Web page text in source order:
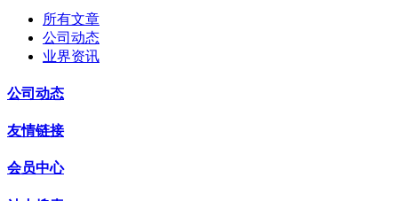
所有文章
公司动态
业界资讯
公司动态
友情链接
会员中心